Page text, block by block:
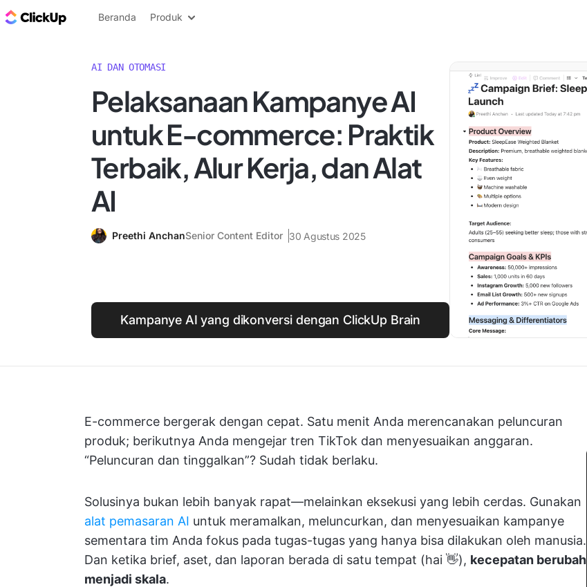
Blog ClickUp
Beranda Produk
AI DAN OTOMASI
Pelaksanaan Kampanye AI
untuk E-commerce: Praktik
Terbaik, Alur Kerja, dan Alat
AI
Preethi AnchanSenior Content Editor 30 Agustus 2025
Kampanye AI yang dikonversi dengan ClickUp Brain
E-commerce bergerak dengan cepat. Satu menit Anda merencanakan peluncuran
produk; berikutnya Anda mengejar tren TikTok dan menyesuaikan anggaran.
“Peluncuran dan tinggalkan”? Sudah tidak berlaku.
Solusinya bukan lebih banyak rapat—melainkan eksekusi yang lebih cerdas. Gunakan
alat pemasaran AI untuk meramalkan, meluncurkan, dan menyesuaikan kampanye
sementara tim Anda fokus pada tugas-tugas yang hanya bisa dilakukan oleh manusia.
Dan ketika brief, aset, dan laporan berada di satu tempat (hai 👋), kecepatan berubah
menjadi skala.